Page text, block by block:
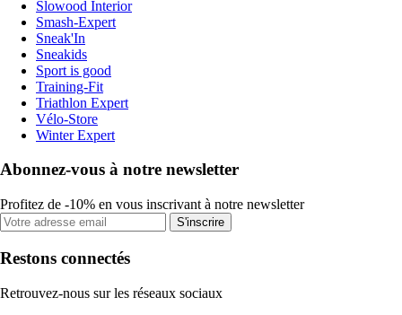
Slowood Interior
Smash-Expert
Sneak'In
Sneakids
Sport is good
Training-Fit
Triathlon Expert
Vélo-Store
Winter Expert
Abonnez-vous à notre newsletter
Profitez de -10% en vous inscrivant à notre newsletter
S'inscrire
Restons connectés
Retrouvez-nous sur les réseaux sociaux